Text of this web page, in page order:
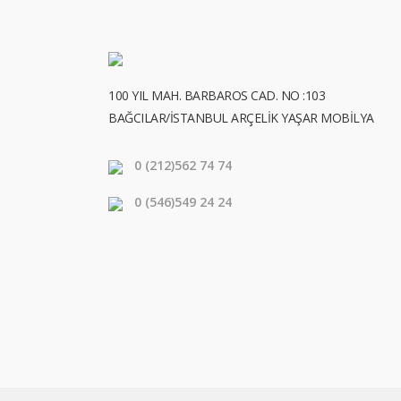
100 YIL MAH. BARBAROS CAD. NO :103
BAĞCILAR/İSTANBUL ARÇELİK YAŞAR MOBİLYA
0 (212)562 74 74
0 (546)549 24 24